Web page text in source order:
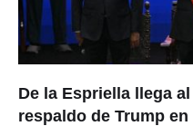
De la Espriella llega
respaldo de Trump